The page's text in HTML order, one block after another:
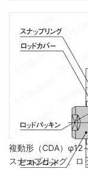
複動形（CDA）φ12
スナップリング、ロ